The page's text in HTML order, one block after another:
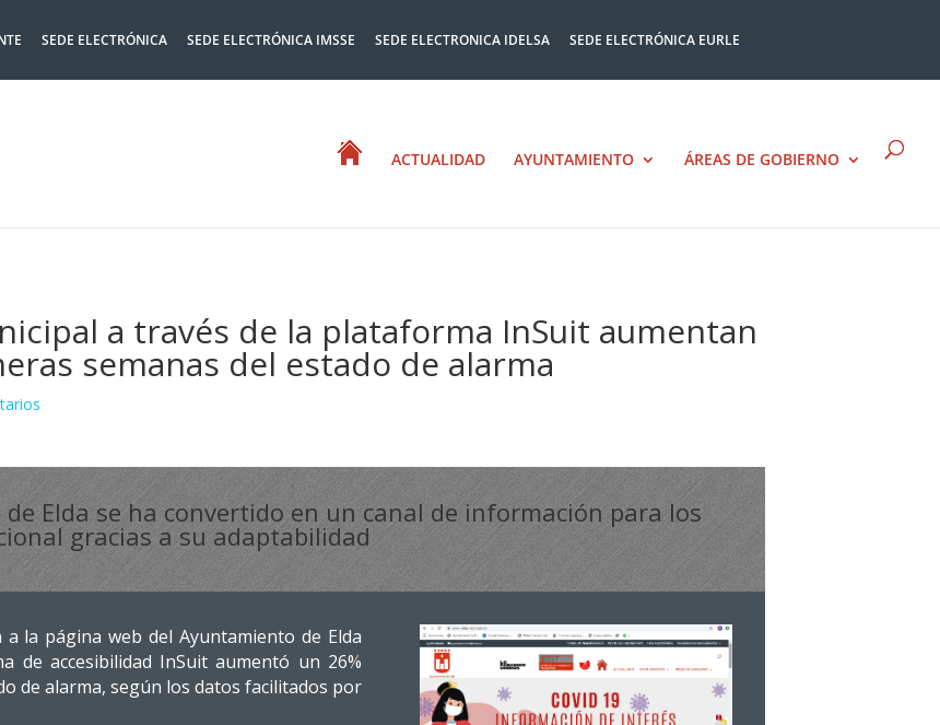
SEDE ELECTRÓNICA SEDE ELECTRÓNICA IMSSE SEDE ELECTRONICA IDELSA
SEDE ELECTRÓNICA EURLE
ACTUALIDAD AYUNTAMIENTO ÁREAS DE GOBIERNO
a través de la plataforma InSuit aumentan
semanas del estado de alarma
Elda se ha convertido en un canal de información para los
gracias a su adaptabilidad
la página web del Ayuntamiento de Elda
de accesibilidad InSuit aumentó un 26%
de alarma, según los datos facilitados por